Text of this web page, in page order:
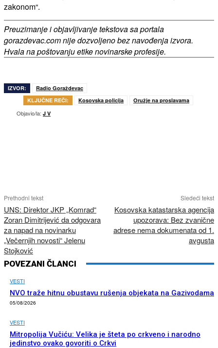
zakonom“.
Preuzimanje i objavljivanje tekstova sa portala
gorazdevac.com nije dozvoljeno bez navođenja izvora.
Hvala na poštovanju etike novinarske profesije.
IZVOR:
Radio Goraždevac
KLJUČNE REČI:
Kosovska policija Oružje na proslavama
Objavio/la: J V
Prethodni tekst
UNS: Direktor JKP „Komrad“
Zoran Dimitrijević da odgovara
za napad na novinarku
„Večernjih novosti“ Jelenu
Stojković
Sledeći tekst
Kosovska katastarska agencija
upozorava: Bez zvanične
adrese nema dokumenata od 1.
avgusta
POVEZANI ČLANCI
VESTI
NVO traže hitnu obustavu rušenja objekata na Gazivodama
05/08/2026
VESTI
Mitropolija Vučiću: Velika je šteta po crkveno i narodno
jedinstvo ovako govoriti o Crkvi